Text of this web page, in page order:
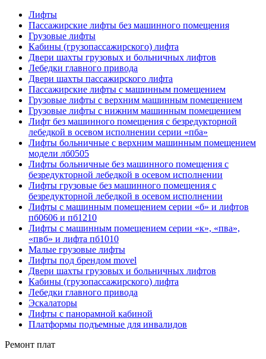
Лифты
Пассажирские лифты без машинного помещения
Грузовые лифты
Кабины (грузопассажирского) лифта
Двери шахты грузовых и больничных лифтов
Лебедки главного привода
Двери шахты пассажирского лифта
Пассажирские лифты с машинным помещением
Грузовые лифты с верхним машинным помещением
Грузовые лифты с нижним машинным помещением
Лифт без машинного помещения с безредукторной
лебедкой в осевом исполнении серии «пба»
Лифты больничные с верхним машинным помещением
модели лб0505
Лифты больничные без машинного помещения с
безредукторной лебедкой в осевом исполнении
Лифты грузовые без машинного помещения с
безредукторной лебедкой в осевом исполнении
Лифты с машинным помещением серии «б» и лифтов
пб0606 и пб1210
Лифты с машинным помещением серии «к», «пва»,
«пвб» и лифта пб1010
Малые грузовые лифты
Лифты под брендом movel
Двери шахты грузовых и больничных лифтов
Кабины (грузопассажирского) лифта
Лебедки главного привода
Эскалаторы
Лифты с панорамной кабиной
Платформы подъемные для инвалидов
Ремонт плат